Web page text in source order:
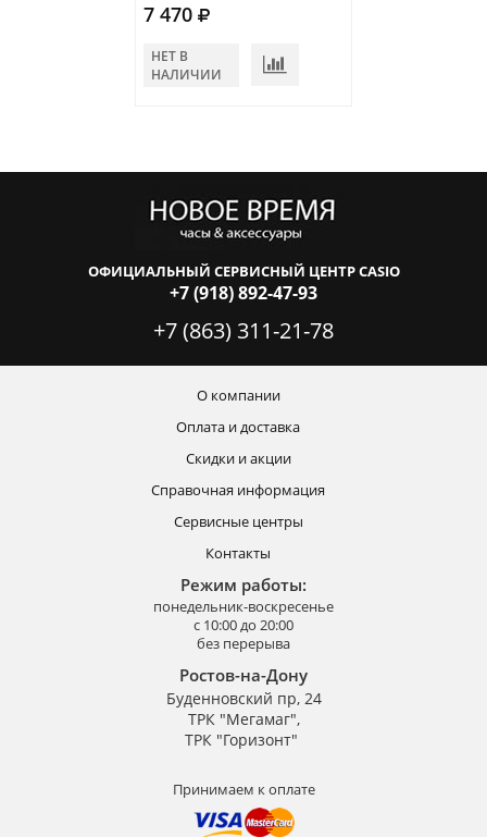
7 470
НЕТ В
НАЛИЧИИ
ОФИЦИАЛЬНЫЙ СЕРВИСНЫЙ ЦЕНТР CASIO
+7 (918) 892-47-93
+7 (863) 311-21-78
О компании
Оплата и доставка
Скидки и акции
Справочная информация
Сервисные центры
Контакты
Режим работы:
понедельник-воскресенье
с 10:00 до 20:00
без перерыва
Ростов-на-Дону
Буденновский пр, 24
ТРК "Мегамаг",
ТРК "Горизонт"
Принимаем к оплате